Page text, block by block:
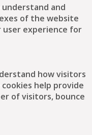
and
of the website
experience for
how visitors
help provide
of visitors, bounce